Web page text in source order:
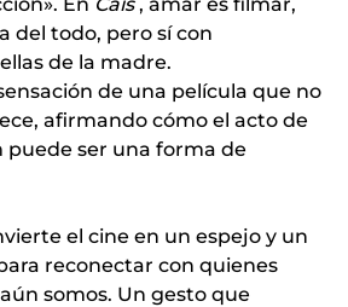
del todo, pero sí con
de la madre.
de una película que no
afirmando cómo el acto de
ser una forma de
el cine en un espejo y un
reconectar con quienes
somos. Un gesto que